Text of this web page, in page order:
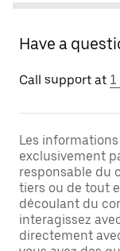
Have a
Call support at 1
Les
exclusivement
responsable du
tiers ou de tout
découlant du
interagissez
directement